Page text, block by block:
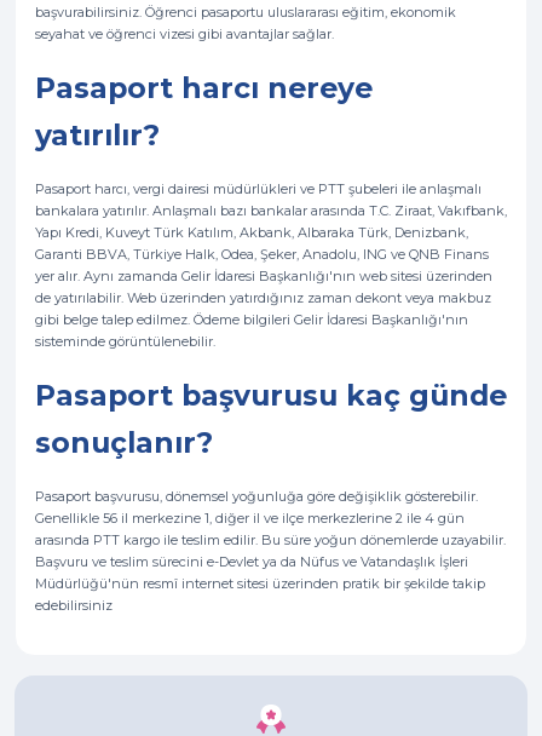
başvurabilirsiniz. Öğrenci pasaportu uluslararası eğitim, ekonomik
seyahat ve öğrenci vizesi gibi avantajlar sağlar.
Pasaport harcı nereye
yatırılır?
Pasaport harcı, vergi dairesi müdürlükleri ve PTT şubeleri ile anlaşmalı
bankalara yatırılır. Anlaşmalı bazı bankalar arasında T.C. Ziraat, Vakıfbank,
Yapı Kredi, Kuveyt Türk Katılım, Akbank, Albaraka Türk, Denizbank,
Garanti BBVA, Türkiye Halk, Odea, Şeker, Anadolu, ING ve QNB Finans
yer alır. Aynı zamanda Gelir İdaresi Başkanlığı'nın web sitesi üzerinden
de yatırılabilir. Web üzerinden yatırdığınız zaman dekont veya makbuz
gibi belge talep edilmez. Ödeme bilgileri Gelir İdaresi Başkanlığı'nın
sisteminde görüntülenebilir.
Pasaport başvurusu kaç günde
sonuçlanır?
Pasaport başvurusu, dönemsel yoğunluğa göre değişiklik gösterebilir.
Genellikle 56 il merkezine 1, diğer il ve ilçe merkezlerine 2 ile 4 gün
arasında PTT kargo ile teslim edilir. Bu süre yoğun dönemlerde uzayabilir.
Başvuru ve teslim sürecini e-Devlet ya da Nüfus ve Vatandaşlık İşleri
Müdürlüğü'nün resmî internet sitesi üzerinden pratik bir şekilde takip
edebilirsiniz